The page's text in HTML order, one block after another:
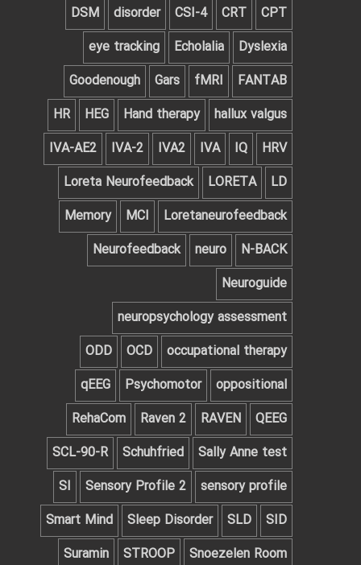
CPT
CRT
CSI-4
disorder
DSM
Dyslexia
Echolalia
eye tracking
FANTAB
fMRI
Gars
Goodenough
hallux valgus
Hand therapy
HEG
HR
HRV
IQ
IVA
IVA2
IVA-2
IVA-AE2
LD
LORETA
Loreta Neurofeedback
Loretaneurofeedback
MCI
Memory
N-BACK
neuro
Neurofeedback
Neuroguide
neuropsychology assessment
occupational therapy
OCD
ODD
oppositional
Psychomotor
qEEG
QEEG‌
RAVEN
Raven 2
RehaCom
Sally Anne test
Schuhfried
SCL-90-R
sensory profile
Sensory Profile 2
SI
SID
SLD
Sleep Disorder
Smart Mind
Snoezelen Room
STROOP
Suramin